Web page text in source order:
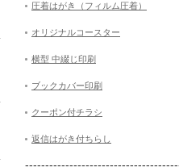
圧着はがき（フィルム圧着）
オリジナルコースター
横型 中綴じ印刷
ブックカバー印刷
クーポン付チラシ
返信はがき付ちらし